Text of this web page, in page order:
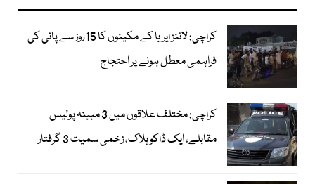
کراچی: لائنز ایریا کے مکینوں کا 15 روز سے پانی کی
فراہمی معطل ہونے پر احتجاج
کراچی: مختلف علاقوں میں 3 مبینہ پولیس
مقابلے، ایک ڈاکو ہلاک، زخمی سمیت 3 گرفتار